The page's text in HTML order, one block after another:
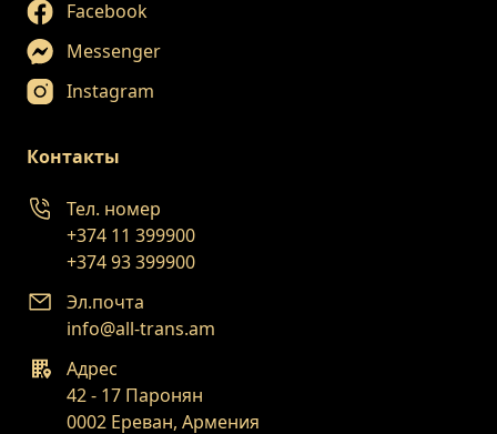
Facebook
Messenger
Instagram
Контакты
Тел. номер
+374 11 399900
+374 93 399900
Эл.почта
info@all-trans.am
Адрес
42 - 17 Паронян
0002 Ереван, Армения